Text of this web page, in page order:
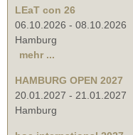
LEaT con 26
06.10.2026 - 08.10.2026
Hamburg
mehr ...
HAMBURG OPEN 2027
20.01.2027 - 21.01.2027
Hamburg